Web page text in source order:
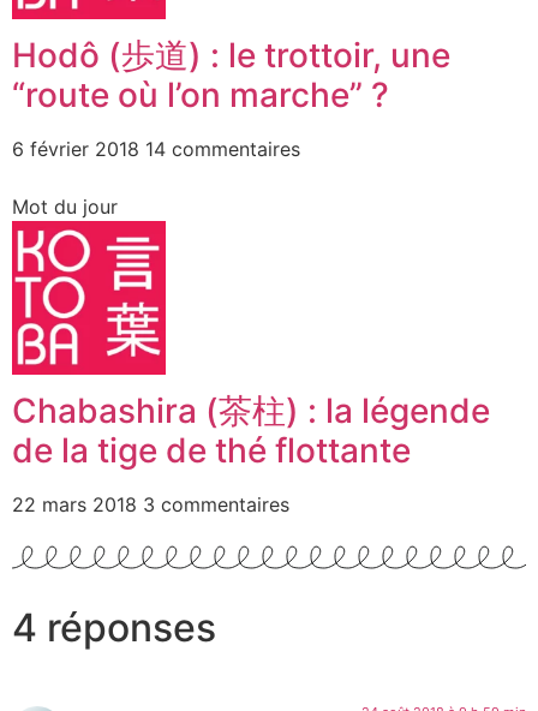
Hodô (歩道) : le trottoir, une
“route où l’on marche” ?
6 février 2018 14 commentaires
Mot du jour
Chabashira (茶柱) : la légende
de la tige de thé flottante
22 mars 2018 3 commentaires
4 réponses